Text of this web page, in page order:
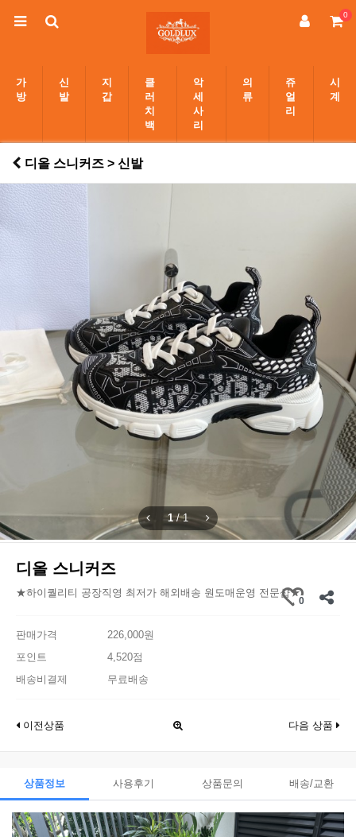
0
가
방
신
발
지
갑
클
러
치
백
악
세
사
리
의
류
쥬
얼
리
시
계
디올 스니커즈 > 신발
1/1
디올 스니커즈
★하이퀄리티 공장직영 최저가 해외배송 원도매운영 전문샵★
0
판매가격
226,000원
포인트
4,520점
배송비결제
무료배송
이전상품 다음 상품
상품정보 사용후기 상품문의 배송/교환